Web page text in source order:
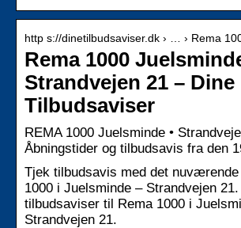
http s://dinetilbudsaviser.dk › … › Rema
Rema 1000
Strandvejen 21 – Dine
Tilbudsaviser
REMA 1000 Juelsminde •
Åbningstider og tilbudsavis fra den
Tjek tilbudsavis med det
1000 i Juelsminde – Strandvejen 21.
tilbudsaviser til Rema 1000 i
Strandvejen 21.